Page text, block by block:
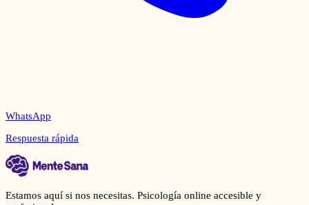
WhatsApp
Respuesta rápida
Estamos aquí si nos necesitas. Psicología online accesible y